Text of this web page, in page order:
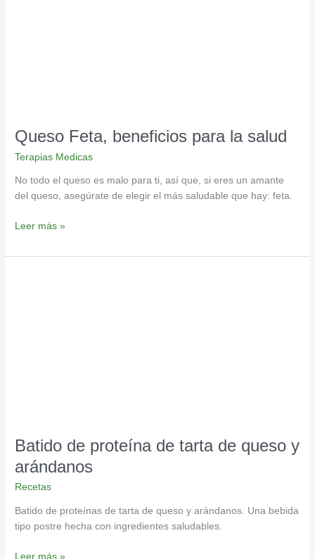
Queso Feta, beneficios para la salud
Terapias Medicas
No todo el queso es malo para ti, así que, si eres un amante
del queso, asegúrate de elegir el más saludable que hay: feta.
Leer más »
Batido de proteína de tarta de queso y
arándanos
Recetas
Batido de proteínas de tarta de queso y arándanos. Una bebida
tipo postre hecha con ingredientes saludables.
Leer más »